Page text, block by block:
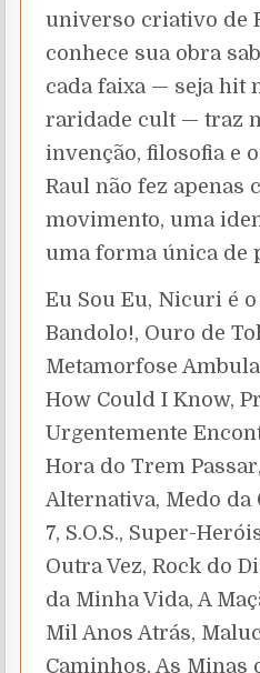
universo criativo de
conhece sua obra
cada faixa — seja hit
raridade cult — traz
invenção, filosofia e
Raul não fez apenas
movimento, uma
uma forma única de
Eu Sou Eu, Nicuri é
Bandolo!, Ouro de
Metamorfose
How Could I Know,
Urgentemente
Hora do Trem
Alternativa, Medo da
7, S.O.S., Super-
Outra Vez, Rock do
da Minha Vida, A
Mil Anos Atrás,
Caminhos, As Minas